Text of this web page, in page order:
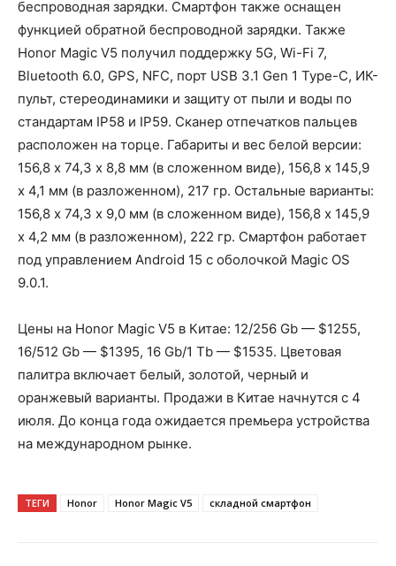
беспроводная зарядки. Смартфон также оснащен
функцией обратной беспроводной зарядки. Также
Honor Magic V5 получил поддержку 5G, Wi-Fi 7,
Bluetooth 6.0, GPS, NFC, порт USB 3.1 Gen 1 Type-C, ИК-
пульт, стереодинамики и защиту от пыли и воды по
стандартам IP58 и IP59. Сканер отпечатков пальцев
расположен на торце. Габариты и вес белой версии:
156,8 х 74,3 х 8,8 мм (в сложенном виде), 156,8 х 145,9
х 4,1 мм (в разложенном), 217 гр. Остальные варианты:
156,8 х 74,3 х 9,0 мм (в сложенном виде), 156,8 х 145,9
х 4,2 мм (в разложенном), 222 гр. Смартфон работает
под управлением Android 15 с оболочкой Magic OS
9.0.1.
Цены на Honor Magic V5 в Китае: 12/256 Gb — $1255,
16/512 Gb — $1395, 16 Gb/1 Tb — $1535. Цветовая
палитра включает белый, золотой, черный и
оранжевый варианты. Продажи в Китае начнутся с 4
июля. До конца года ожидается премьера устройства
на международном рынке.
ТЕГИ Honor Honor Magic V5 складной смартфон